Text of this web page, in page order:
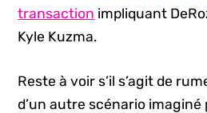
transaction impliquant
Kyle Kuzma.
Reste à voir s’il s’agit de
d’un autre scénario imaginé